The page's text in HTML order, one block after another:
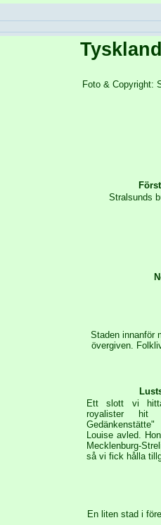
Foto & Copyright:
Stralsunds
Staden innanför
övergiven.
Ett slott vi
royalister hit
Louise avled.
Mecklenburg-
så vi fick hålla
En liten stad i